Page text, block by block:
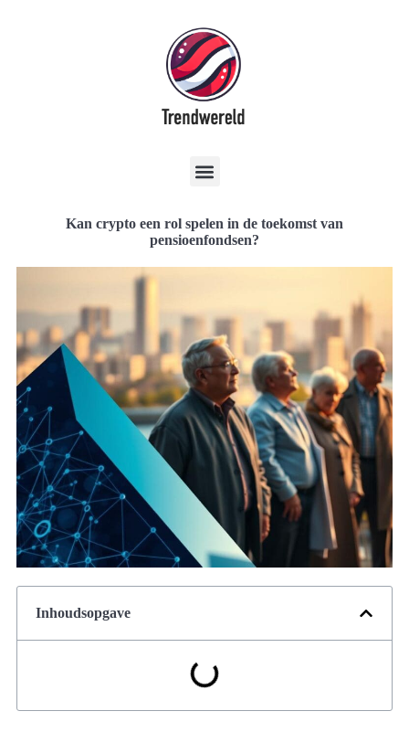
Kan crypto een rol spelen in de toekomst van
pensioenfondsen?
Inhoudsopgave